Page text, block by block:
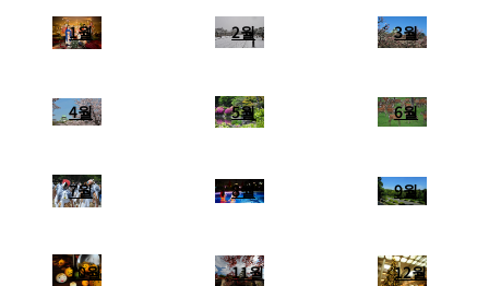
1월 2월 3월
4월 5월 6월
7월 8월 9월
10월 11월 12월